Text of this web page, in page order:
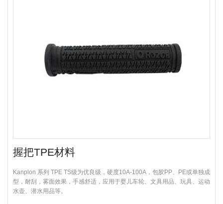
握把TPE材料
Kanplon 系列 TPE TS级为优良级，硬度10A-100A，包胶PP、PE或单独成
型，耐刮，雾面效果，手感舒适，应用于婴儿车轮、文具用品、玩具、运动
水壶、潜水用品等。